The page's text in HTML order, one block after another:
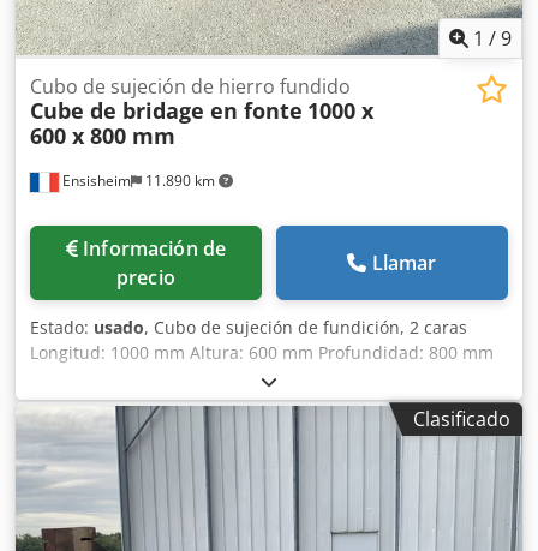
1 /9
Ensisheim 11.890 km
Cubo de sujeción de hierro fundido
Cube de bridage en fonte 1000 x
600 x 800 mm
Información de
precio
Llamar
Estado: usado, Cubo de sujeción de fundición, 2 caras
Longitud: 1000 mm Altura: 600 mm Profundidad: 800 mm
Credszmw S Ispfx Anusf Dimensiones de ranuras en T: 38 x
22 mm Peso: aprox. 600 kg
Clasificado